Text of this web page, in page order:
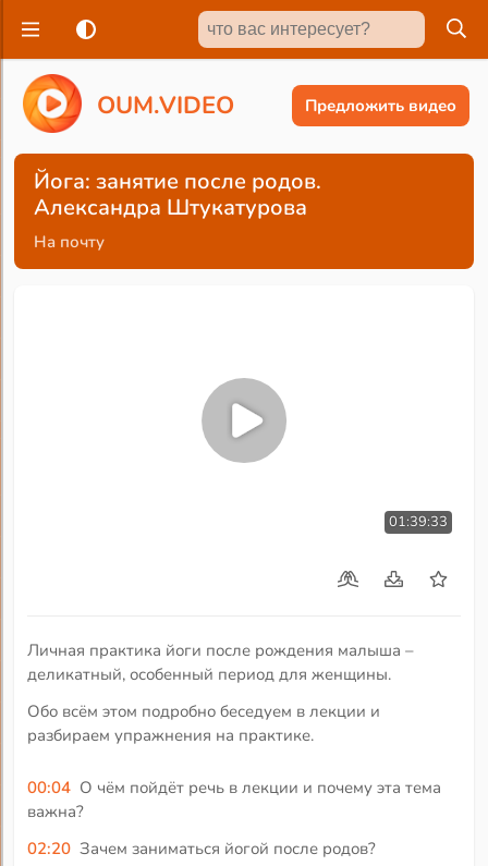
OUM.VIDEO Предложить видео
Йога: занятие после родов.
Александра Штукатурова
На почту
01:39:33
Личная практика йоги после рождения малыша –
деликатный, особенный период для женщины.
Обо всём этом подробно беседуем в лекции и
разбираем упражнения на практике.
00:04 О чём пойдёт речь в лекции и почему эта тема
важна?
02:20 Зачем заниматься йогой после родов?